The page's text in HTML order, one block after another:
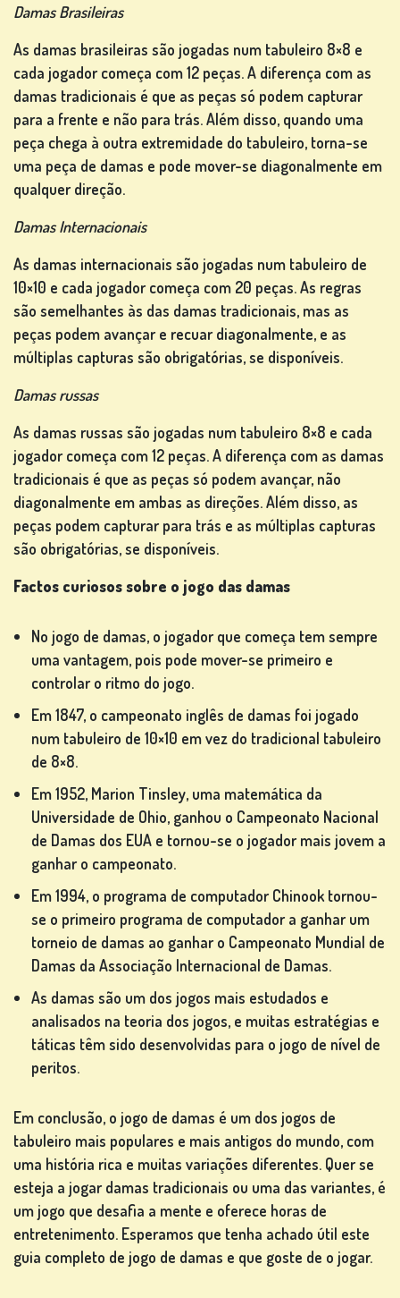
LOJA
CLASSIFICAÇÃO
MUDAR
IDIOMA
Damas Brasileiras
As damas brasileiras são jogadas num tabuleiro 8×8 e
cada jogador começa com 12 peças. A diferença com as
damas tradicionais é que as peças só podem capturar
para a frente e não para trás. Além disso, quando uma
peça chega à outra extremidade do tabuleiro, torna-se
uma peça de damas e pode mover-se diagonalmente em
qualquer direção.
Damas Internacionais
As damas internacionais são jogadas num tabuleiro de
10×10 e cada jogador começa com 20 peças. As regras
são semelhantes às das damas tradicionais, mas as
peças podem avançar e recuar diagonalmente, e as
múltiplas capturas são obrigatórias, se disponíveis.
Damas russas
As damas russas são jogadas num tabuleiro 8×8 e cada
jogador começa com 12 peças. A diferença com as damas
tradicionais é que as peças só podem avançar, não
diagonalmente em ambas as direções. Além disso, as
peças podem capturar para trás e as múltiplas capturas
são obrigatórias, se disponíveis.
Factos curiosos sobre o jogo das damas
No jogo de damas, o jogador que começa tem sempre
uma vantagem, pois pode mover-se primeiro e
controlar o ritmo do jogo.
Em 1847, o campeonato inglês de damas foi jogado
num tabuleiro de 10×10 em vez do tradicional tabuleiro
de 8×8.
Em 1952, Marion Tinsley, uma matemática da
Universidade de Ohio, ganhou o Campeonato Nacional
de Damas dos EUA e tornou-se o jogador mais jovem a
ganhar o campeonato.
Em 1994, o programa de computador Chinook tornou-
se o primeiro programa de computador a ganhar um
torneio de damas ao ganhar o Campeonato Mundial de
Damas da Associação Internacional de Damas.
As damas são um dos jogos mais estudados e
analisados na teoria dos jogos, e muitas estratégias e
táticas têm sido desenvolvidas para o jogo de nível de
peritos.
Em conclusão, o jogo de damas é um dos jogos de
tabuleiro mais populares e mais antigos do mundo, com
uma história rica e muitas variações diferentes. Quer se
esteja a jogar damas tradicionais ou uma das variantes, é
um jogo que desafia a mente e oferece horas de
entretenimento. Esperamos que tenha achado útil este
guia completo de jogo de damas e que goste de o jogar.